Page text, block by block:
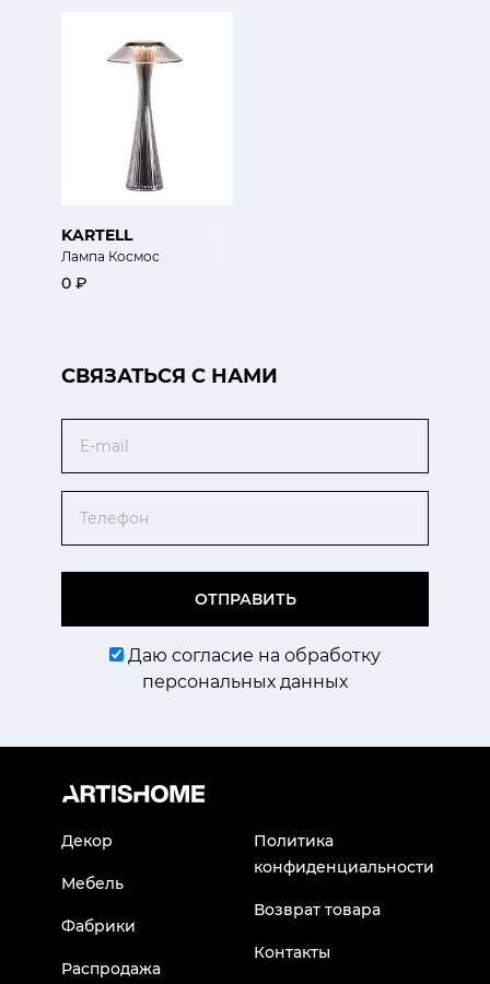
KARTELL
Лампа Космос
0 ₽
CВЯЗАТЬСЯ С НАМИ
ОТПРАВИТЬ
Даю согласие на обработку
персональных данных
Декор
Мебель
Фабрики
Распродажа
Политика
конфиденциальности
Возврат товара
Контакты